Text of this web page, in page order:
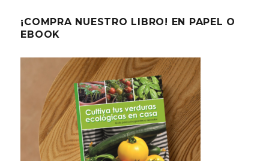
¡COMPRA NUESTRO LIBRO! EN PAPEL O
EBOOK